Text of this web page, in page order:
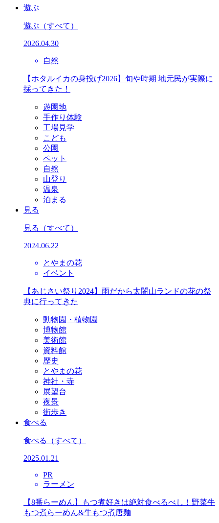
遊ぶ
遊ぶ （すべて）
2026.04.30
自然
【ホタルイカの身投げ2026】旬や時期 地元民が実際に
採ってきた！
遊園地
手作り体験
工場見学
こども
公園
ペット
自然
山登り
温泉
泊まる
見る
見る （すべて）
2024.06.22
とやまの花
イベント
【あじさい祭り2024】雨だから太閤山ランドの花の祭
典に行ってきた
動物園・植物園
博物館
美術館
資料館
歴史
とやまの花
神社・寺
展望台
夜景
街歩き
食べる
食べる （すべて）
2025.01.21
PR
ラーメン
【8番らーめん】もつ煮好きは絶対食べるべし！野菜牛
もつ煮らーめん&牛もつ煮唐麺